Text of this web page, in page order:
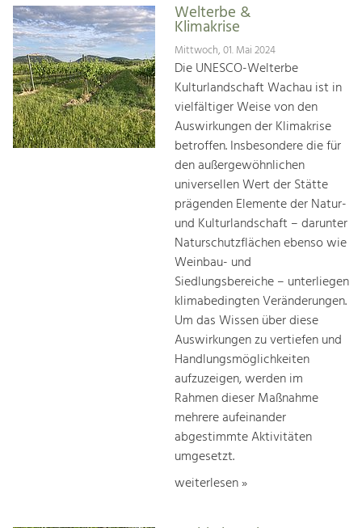
Welterbe &
Klimakrise
Mittwoch, 01. Mai 2024
Die UNESCO-Welterbe
Kulturlandschaft Wachau ist in
vielfältiger Weise von den
Auswirkungen der Klimakrise
betroffen. Insbesondere die für
den außergewöhnlichen
universellen Wert der Stätte
prägenden Elemente der Natur-
und Kulturlandschaft – darunter
Naturschutzflächen ebenso wie
Weinbau- und
Siedlungsbereiche – unterliegen
klimabedingten Veränderungen.
Um das Wissen über diese
Auswirkungen zu vertiefen und
Handlungsmöglichkeiten
aufzuzeigen, werden im
Rahmen dieser Maßnahme
mehrere aufeinander
abgestimmte Aktivitäten
umgesetzt.
weiterlesen »